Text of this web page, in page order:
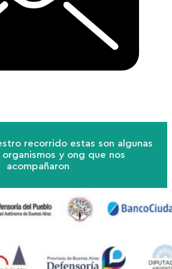
recorrido estas son algunas
organismos y ong que nos
acompañaron